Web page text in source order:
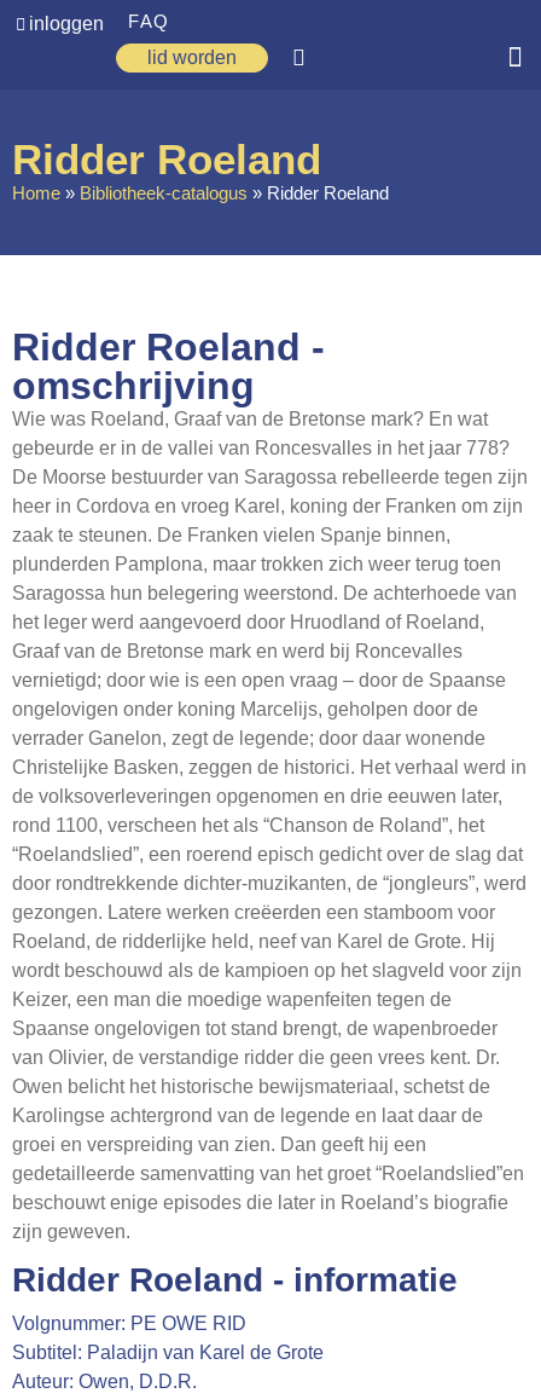
inloggen
FAQ
lid worden
Zoeken
Ervaringen
Regio’s
Nieuws
Agenda
Webshop
Contact
Ridder Roeland
Home » Bibliotheek-catalogus » Ridder Roeland
Ridder Roeland -
omschrijving
Wie was Roeland, Graaf van de Bretonse mark? En wat
gebeurde er in de vallei van Roncesvalles in het jaar 778?
De Moorse bestuurder van Saragossa rebelleerde tegen zijn
heer in Cordova en vroeg Karel, koning der Franken om zijn
zaak te steunen. De Franken vielen Spanje binnen,
plunderden Pamplona, maar trokken zich weer terug toen
Saragossa hun belegering weerstond. De achterhoede van
het leger werd aangevoerd door Hruodland of Roeland,
Graaf van de Bretonse mark en werd bij Roncevalles
vernietigd; door wie is een open vraag – door de Spaanse
ongelovigen onder koning Marcelijs, geholpen door de
verrader Ganelon, zegt de legende; door daar wonende
Christelijke Basken, zeggen de historici. Het verhaal werd in
de volksoverleveringen opgenomen en drie eeuwen later,
rond 1100, verscheen het als “Chanson de Roland”, het
“Roelandslied”, een roerend episch gedicht over de slag dat
door rondtrekkende dichter-muzikanten, de “jongleurs”, werd
gezongen. Latere werken creëerden een stamboom voor
Roeland, de ridderlijke held, neef van Karel de Grote. Hij
wordt beschouwd als de kampioen op het slagveld voor zijn
Keizer, een man die moedige wapenfeiten tegen de
Spaanse ongelovigen tot stand brengt, de wapenbroeder
van Olivier, de verstandige ridder die geen vrees kent. Dr.
Owen belicht het historische bewijsmateriaal, schetst de
Karolingse achtergrond van de legende en laat daar de
groei en verspreiding van zien. Dan geeft hij een
gedetailleerde samenvatting van het groet “Roelandslied”en
beschouwt enige episodes die later in Roeland’s biografie
zijn geweven.
Ridder Roeland - informatie
Volgnummer: PE OWE RID
Subtitel: Paladijn van Karel de Grote
Auteur: Owen, D.D.R.